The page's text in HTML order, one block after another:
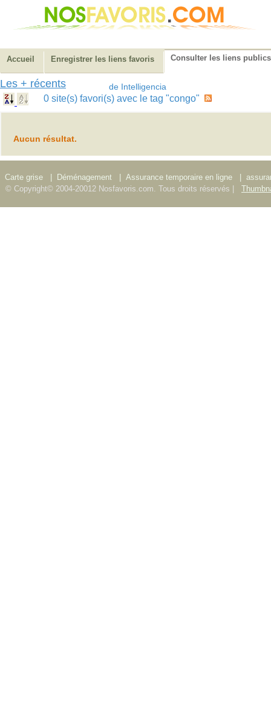
Accueil Enregistrer les liens favoris Consulter les liens publics
Les + récents de Intelligencia
0 site(s) favori(s) avec le tag "congo"
Aucun résultat.
Carte grise Déménagement Assurance temporaire en ligne
© Copyright© 2004-20012 Nosfavoris.com. Tous droits réservés |